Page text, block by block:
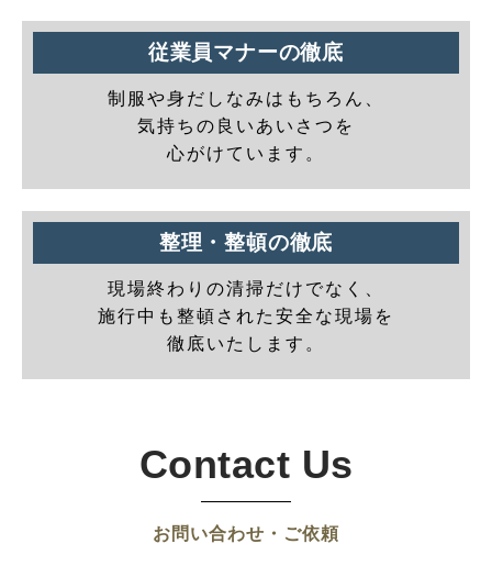
従業員マナーの徹底
制服や身だしなみはもちろん、
気持ちの良いあいさつを
心がけています。
整理・整頓の徹底
現場終わりの清掃だけでなく、
施行中も整頓された安全な現場を
徹底いたします。
Contact Us
お問い合わせ・ご依頼